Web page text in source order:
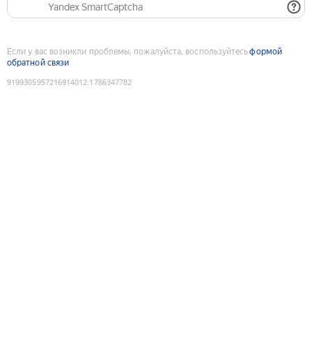
Yandex SmartCaptcha
Если у вас возникли проблемы, пожалуйста, воспользуйтесьформой
обратной связи
9199305957216914012:1786347782